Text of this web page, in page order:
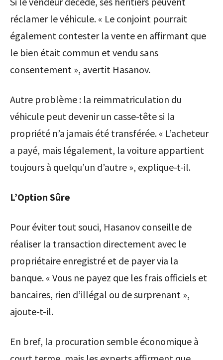
réclamer le véhicule. « Le conjoint pourrait
également contester la vente en affirmant que
le bien était commun et vendu sans
consentement », avertit Hasanov.
Autre problème : la reimmatriculation du
véhicule peut devenir un casse-tête si la
propriété n’a jamais été transférée. « L’acheteur
a payé, mais légalement, la voiture appartient
toujours à quelqu’un d’autre », explique-t-il.
L’Option Sûre
Pour éviter tout souci, Hasanov conseille de
réaliser la transaction directement avec le
propriétaire enregistré et de payer via la
banque. « Vous ne payez que les frais officiels et
bancaires, rien d’illégal ou de surprenant »,
ajoute-t-il.
En bref, la procuration semble économique à